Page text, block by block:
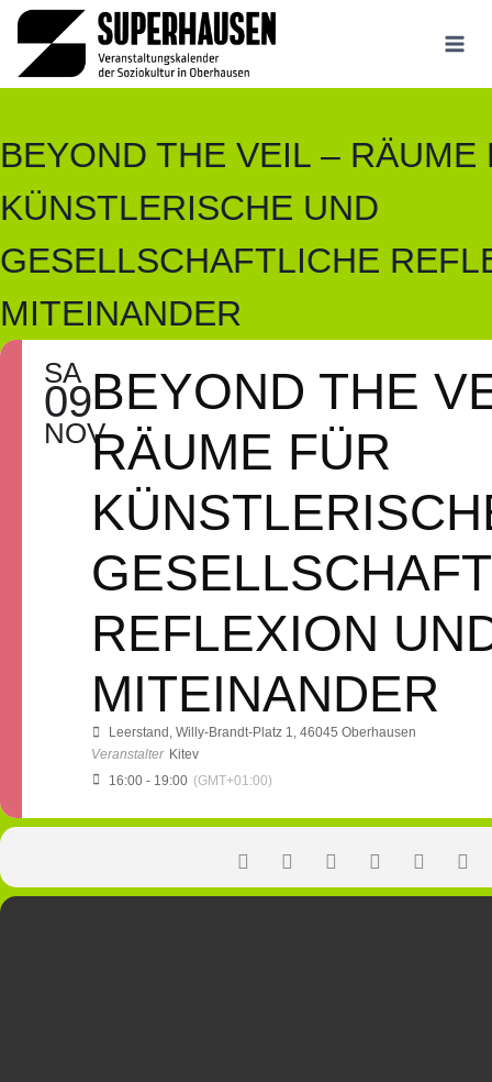
Zum
Inhalt
springen
BEYOND THE VEIL – RÄUME
KÜNSTLERISCHE UND
GESELLSCHAFTLICHE
MITEINANDER
SA
09
NOV
BEYOND THE
RÄUME FÜR
REFLEXION
MITEINANDER
Leerstand , Willy-Brandt-Platz 1, 46045 Oberhausen
Veranstalter Kitev
16:00 - 19:00 (GMT+01:00)